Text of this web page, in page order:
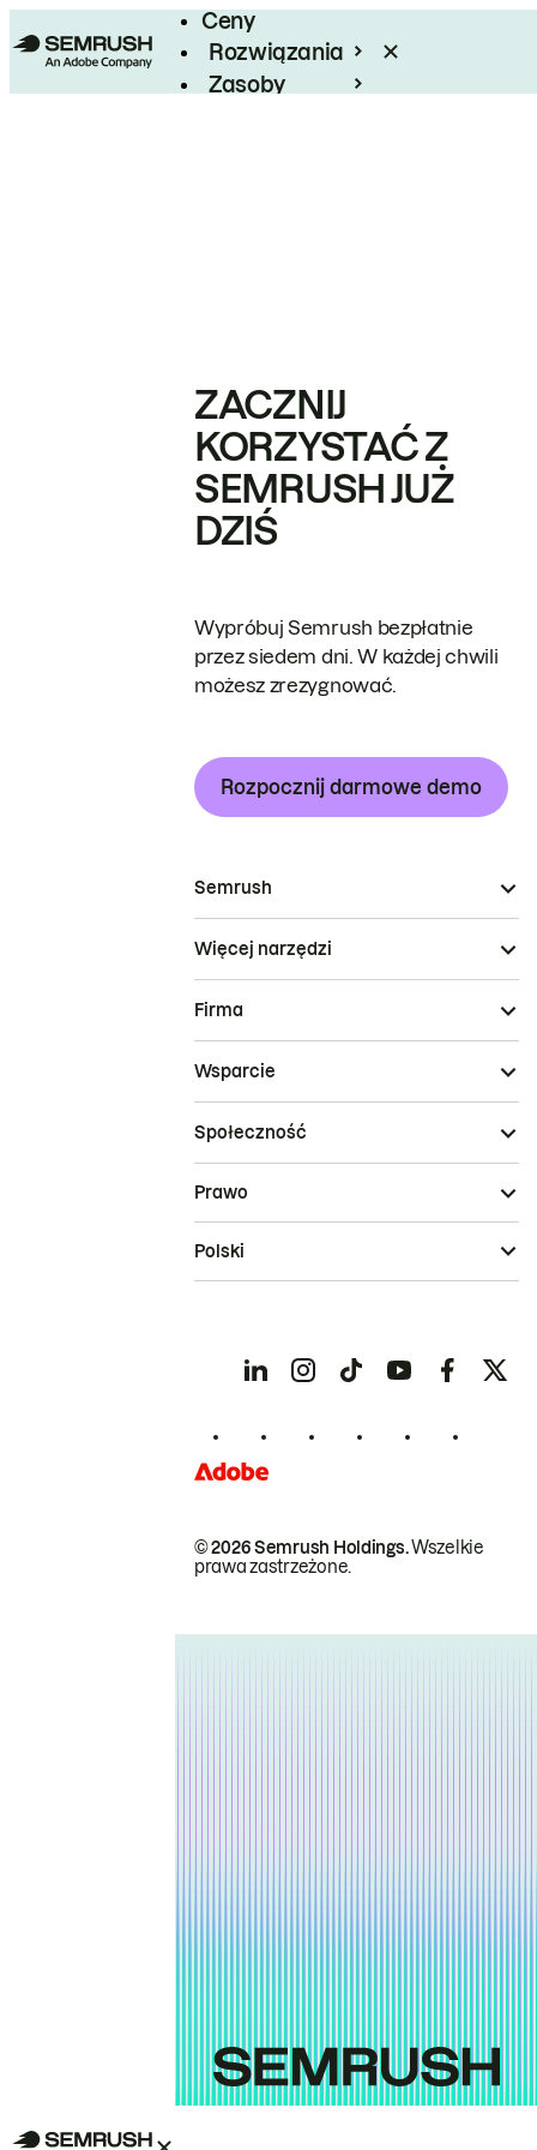
Ceny
Rozwiązania
Zasoby
ZACZNIJ
KORZYSTAĆ Z
SEMRUSH JUŻ
DZIŚ
Wypróbuj Semrush bezpłatnie
przez siedem dni. W każdej chwili
możesz zrezygnować.
Rozpocznij darmowe demo
Semrush
Więcej narzędzi
Firma
Wsparcie
Społeczność
© 2026 Semrush Holdings.Wszelkie
prawa zastrzeżone.
Prawo
Polski